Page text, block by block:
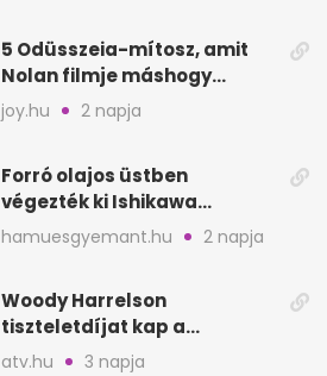
5 Odüsszeia-mítosz, amit
Nolan filmje máshogy
mutat, mint Homérosz
joy.hu 2 napja
Forró olajos üstben
végezték ki Ishikawa
Goemont, Japán Robin
Hoodját
hamuesgyemant.hu 2 napja
Woody Harrelson
tiszteletdíjat kap a
Szarajevói Filmfesztiválon
atv.hu 3 napja